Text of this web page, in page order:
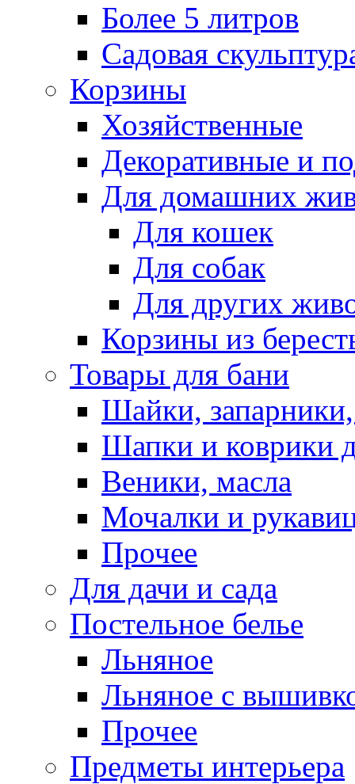
Более 5 литров
Садовая
Корзины
Хозяйственные
Декоративные и
Для домашних
Для кошек
Для собак
Для других
Корзины из
Товары для бани
Шайки,
Шапки и коврики
Веники, масла
Мочалки и
Прочее
Для дачи и сада
Постельное белье
Льняное
Льняное с
Прочее
Предметы интерьера